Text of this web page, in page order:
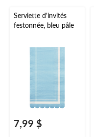
Serviette d'invités
festonnée, bleu pâle
7,99 $